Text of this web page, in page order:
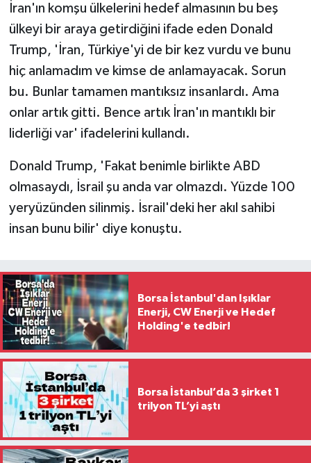
İran'ın komşu ülkelerini hedef almasının bu beş
ülkeyi bir araya getirdiğini ifade eden Donald
Trump, 'İran, Türkiye'yi de bir kez vurdu ve bunu
hiç anlamadım ve kimse de anlamayacak. Sorun
bu. Bunlar tamamen mantıksız insanlardı. Ama
onlar artık gitti. Bence artık İran'ın mantıklı bir
liderliği var' ifadelerini kullandı.
Donald Trump, 'Fakat benimle birlikte ABD
olmasaydı, İsrail şu anda var olmazdı. Yüzde 100
yeryüzünden silinmiş. İsrail'deki her akıl sahibi
insan bunu bilir' diye konuştu.
Borsa İstanbul'dan Işıklar
Enerji, CW Enerji ve Hedef
Holding'e tedbir!
Borsa İstanbul’da 3 şirket 1
trilyon TL’yi aştı